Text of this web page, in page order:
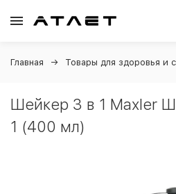
Главная Товары для здоровья и
Шейкер 3 в 1 Maxler
1 (400 мл)